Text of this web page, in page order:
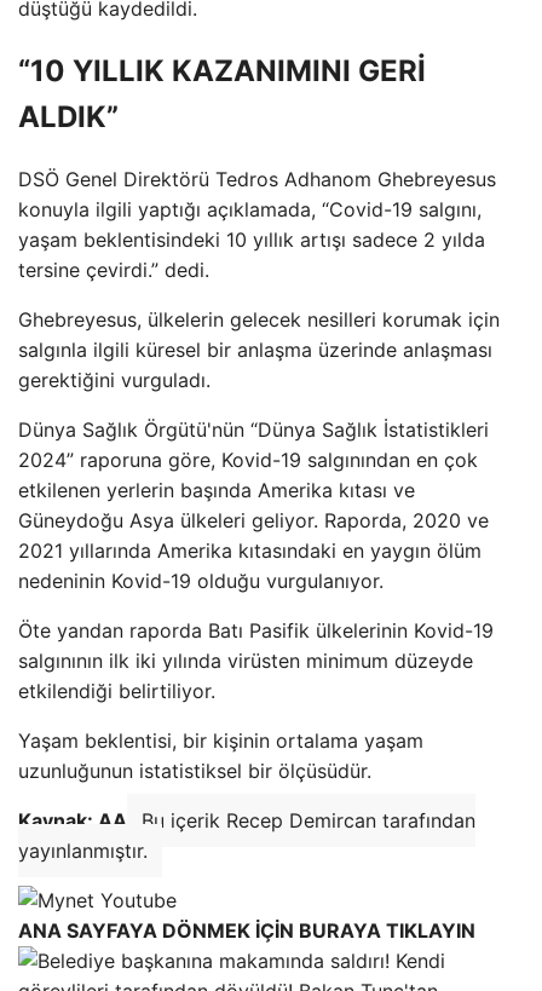
düştüğü kaydedildi.
“10 YILLIK KAZANIMINI GERİ
ALDIK”
DSÖ Genel Direktörü Tedros Adhanom Ghebreyesus
konuyla ilgili yaptığı açıklamada, “Covid-19 salgını,
yaşam beklentisindeki 10 yıllık artışı sadece 2 yılda
tersine çevirdi.” dedi.
Ghebreyesus, ülkelerin gelecek nesilleri korumak için
salgınla ilgili küresel bir anlaşma üzerinde anlaşması
gerektiğini vurguladı.
Dünya Sağlık Örgütü'nün “Dünya Sağlık İstatistikleri
2024” raporuna göre, Kovid-19 salgınından en çok
etkilenen yerlerin başında Amerika kıtası ve
Güneydoğu Asya ülkeleri geliyor. Raporda, 2020 ve
2021 yıllarında Amerika kıtasındaki en yaygın ölüm
nedeninin Kovid-19 olduğu vurgulanıyor.
Öte yandan raporda Batı Pasifik ülkelerinin Kovid-19
salgınının ilk iki yılında virüsten minimum düzeyde
etkilendiği belirtiliyor.
Yaşam beklentisi, bir kişinin ortalama yaşam
uzunluğunun istatistiksel bir ölçüsüdür.
Kaynak: AA
Bu içerik Recep Demircan tarafından
yayınlanmıştır.
ANA SAYFAYA DÖNMEK İÇİN BURAYA TIKLAYIN